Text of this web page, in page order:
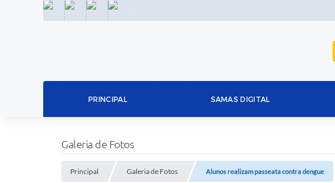
INSTAGRAMFACEBOOKLINKEDIN
PRINCIPAL SAMAS DIGITAL
Galeria de Fotos
Principal Galeria de Fotos Alunos realizam passeata contra dengue